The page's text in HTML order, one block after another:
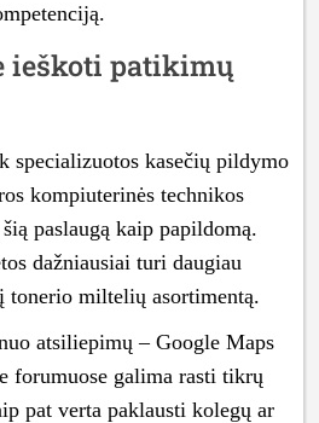
ieškoti patikimų
specializuotos kasečių pildymo
kompiuterinės technikos
paslaugą kaip papildomą.
dažniausiai turi daugiau
tonerio miltelių asortimentą.
atsiliepimų – Google Maps
forumuose galima rasti tikrų
pat verta paklausti kolegų ar